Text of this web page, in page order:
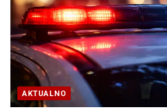
AKTUALNO